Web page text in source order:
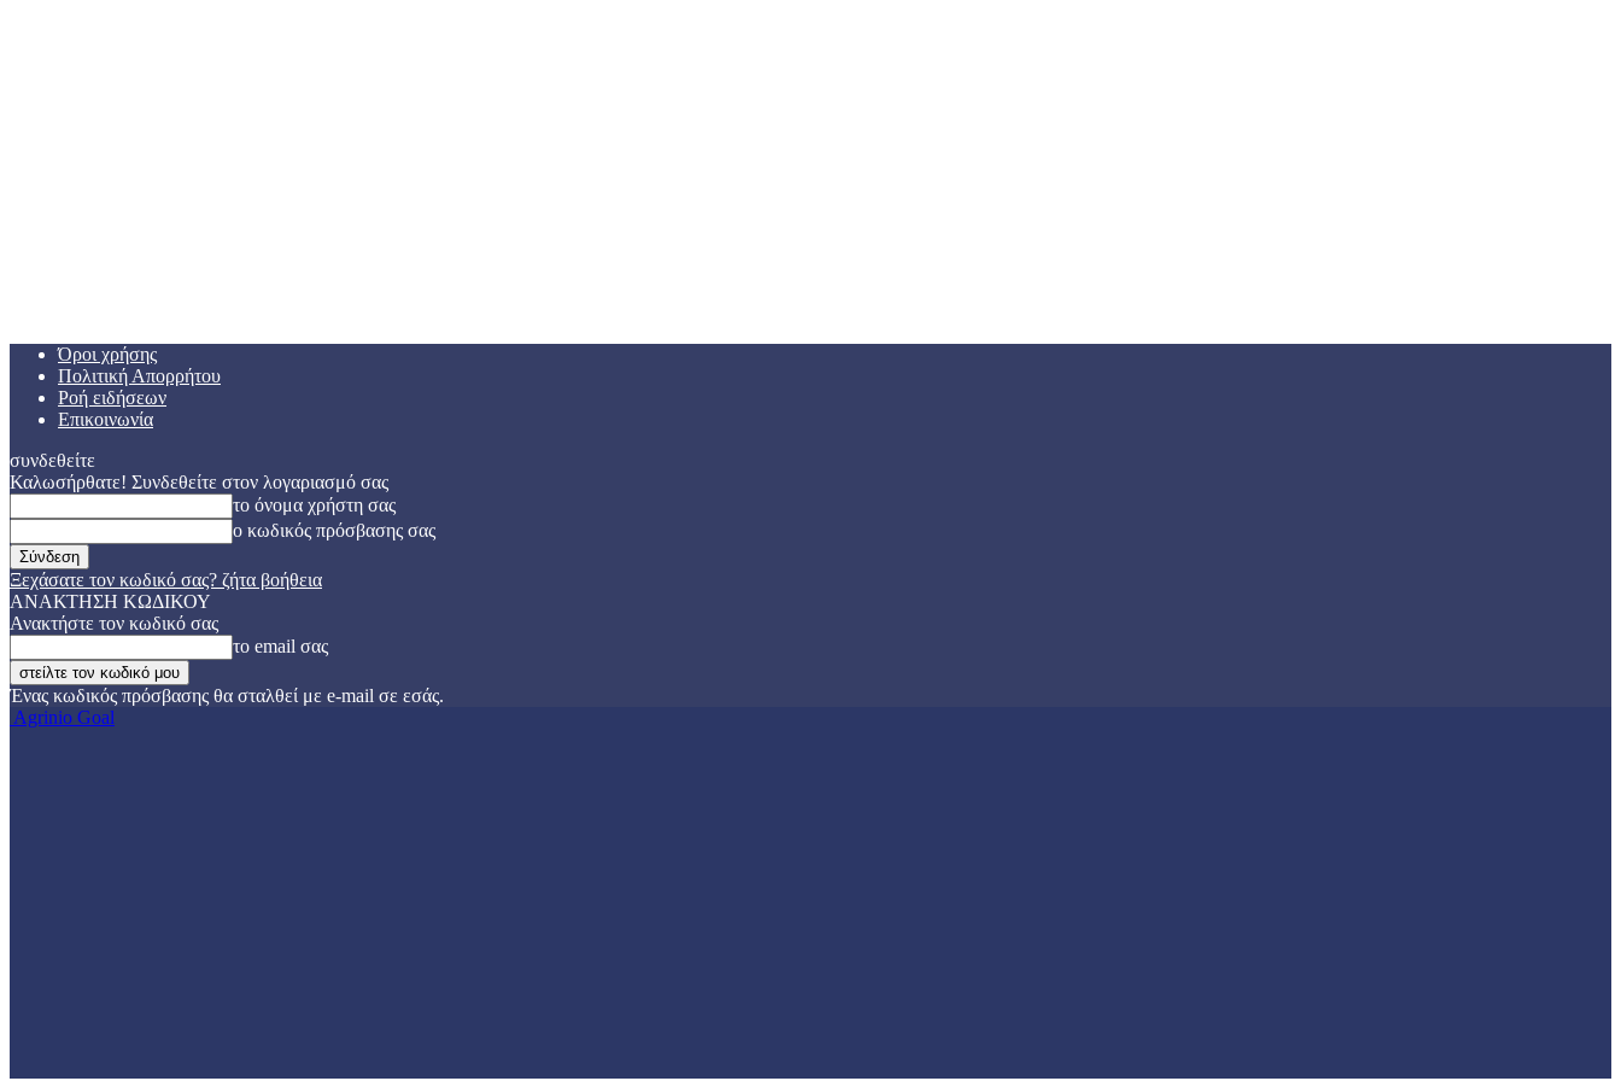
Όροι χρήσης
Πολιτική Απορρήτου
Ροή ειδήσεων
Επικοινωνία
συνδεθείτε
Καλωσήρθατε! Συνδεθείτε στον λογαριασμό σας
το όνομα χρήστη σας
ο κωδικός πρόσβασης σας
Ξεχάσατε τον κωδικό σας? ζήτα βοήθεια
ΑΝΑΚΤΗΣΗ ΚΩΔΙΚΟΥ
Ανακτήστε τον κωδικό σας
το email σας
Ένας κωδικός πρόσβασης θα σταλθεί με e-mail σε εσάς.
Agrinio Goal